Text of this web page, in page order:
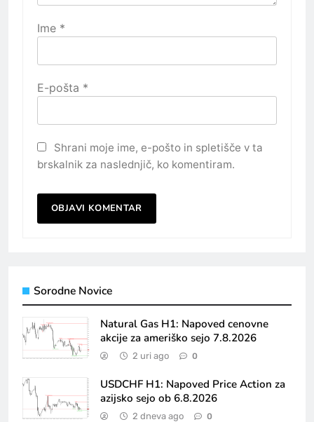
Ime *
E-pošta *
Shrani moje ime, e-pošto in spletišče v ta
brskalnik za naslednjič, ko komentiram.
Sorodne Novice
Natural Gas H1: Napoved cenovne
akcije za ameriško sejo 7.8.2026
2 uri ago 0
USDCHF H1: Napoved Price Action za
azijsko sejo ob 6.8.2026
2 dneva ago 0